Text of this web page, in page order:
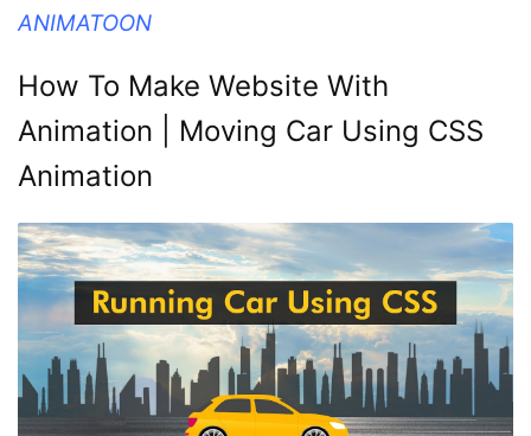
ANIMATOON
How To Make Website With
Animation | Moving Car Using CSS
Animation